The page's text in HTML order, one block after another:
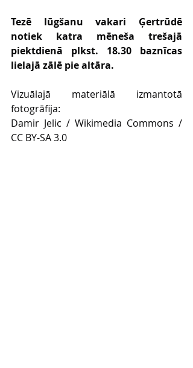
Tezē lūgšanu vakari Ģertrūdē
notiek katra mēneša trešajā
piektdienā plkst. 18.30 baznīcas
lielajā zālē pie altāra.
Vizuālajā materiālā izmantotā
fotogrāfija:
Damir Jelic / Wikimedia Commons /
CC BY-SA 3.0